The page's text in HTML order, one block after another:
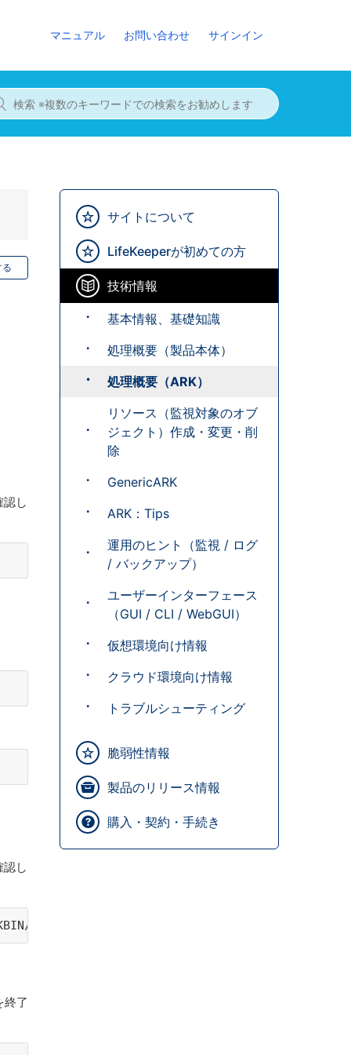
マニュアル お問い合わせ サインイン
サイトについて
LifeKeeperが初めての方
技術情報
基本情報、基礎知識
処理概要（製品本体）
処理概要（ARK）
リソース（監視対象のオブ
ジェクト）作成・変更・削
除
GenericARK
ARK：Tips
運用のヒント（監視 / ログ
/ バックアップ）
ユーザーインターフェース
（GUI / CLI / WebGUI）
仮想環境向け情報
クラウド環境向け情報
トラブルシューティング
脆弱性情報
製品のリリース情報
購入・契約・手続き
る
し
し
cut -f1 -d"<"
終了